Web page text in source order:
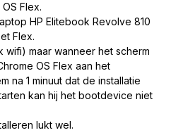
Flex.
HP Elitebook Revolve 810
Flex.
maar wanneer het scherm
OS Flex aan het
na 1 minuut dat de installatie
kan hij het bootdevice niet
lukt wel.